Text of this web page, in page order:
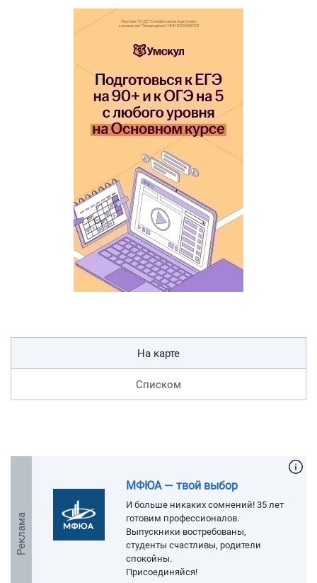
На карте
Списком
Реклама
МФЮА — твой выбор
И больше никаких сомнений! 35 лет
готовим профессионалов.
Выпускники востребованы,
студенты счастливы, родители
спокойны.
Присоединяйся!